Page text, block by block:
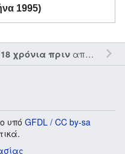
1995)
χρόνια πριναπό τον την
υπό GFDL / CC by-sa